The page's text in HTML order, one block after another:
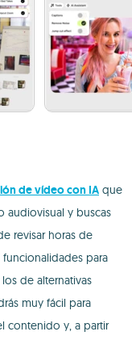
de vídeo con IA que
audiovisual y buscas
revisar horas de
para
de alternativas
muy fácil para
contenido y, a partir